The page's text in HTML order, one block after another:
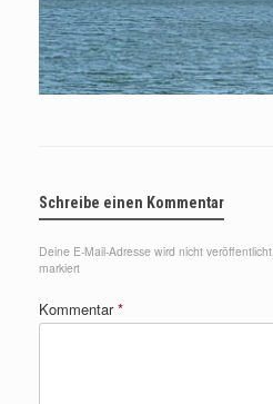
Schreibe einen Kommentar
Deine E-Mail-Adresse wird nicht veröffentlicht.
markiert
Kommentar*